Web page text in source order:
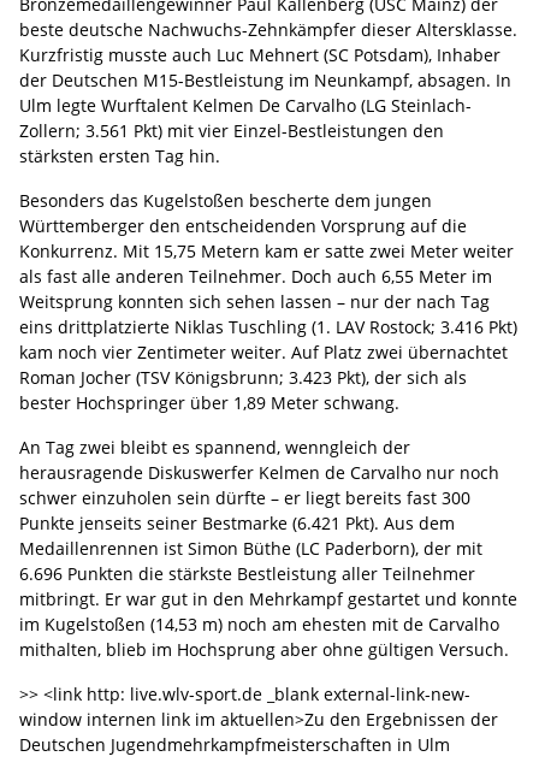
beste deutsche Nachwuchs-Zehnkämpfer dieser Altersklasse.
Kurzfristig musste auch Luc Mehnert (SC Potsdam), Inhaber
der Deutschen M15-Bestleistung im Neunkampf, absagen. In
Ulm legte Wurftalent Kelmen De Carvalho (LG Steinlach-
Zollern; 3.561 Pkt) mit vier Einzel-Bestleistungen den
stärksten ersten Tag hin.
Besonders das Kugelstoßen bescherte dem jungen
Württemberger den entscheidenden Vorsprung auf die
Konkurrenz. Mit 15,75 Metern kam er satte zwei Meter weiter
als fast alle anderen Teilnehmer. Doch auch 6,55 Meter im
Weitsprung konnten sich sehen lassen – nur der nach Tag
eins drittplatzierte Niklas Tuschling (1. LAV Rostock; 3.416 Pkt)
kam noch vier Zentimeter weiter. Auf Platz zwei übernachtet
Roman Jocher (TSV Königsbrunn; 3.423 Pkt), der sich als
bester Hochspringer über 1,89 Meter schwang.
An Tag zwei bleibt es spannend, wenngleich der
herausragende Diskuswerfer Kelmen de Carvalho nur noch
schwer einzuholen sein dürfte – er liegt bereits fast 300
Punkte jenseits seiner Bestmarke (6.421 Pkt). Aus dem
Medaillenrennen ist Simon Büthe (LC Paderborn), der mit
6.696 Punkten die stärkste Bestleistung aller Teilnehmer
mitbringt. Er war gut in den Mehrkampf gestartet und konnte
im Kugelstoßen (14,53 m) noch am ehesten mit de Carvalho
mithalten, blieb im Hochsprung aber ohne gültigen Versuch.
>> <link http: live.wlv-sport.de _blank external-link-new-
window internen link im aktuellen>Zu den Ergebnissen der
Deutschen Jugendmehrkampfmeisterschaften in Ulm